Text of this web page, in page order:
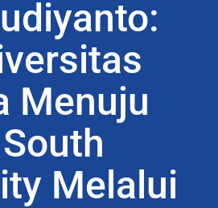
Menuju
Melalui